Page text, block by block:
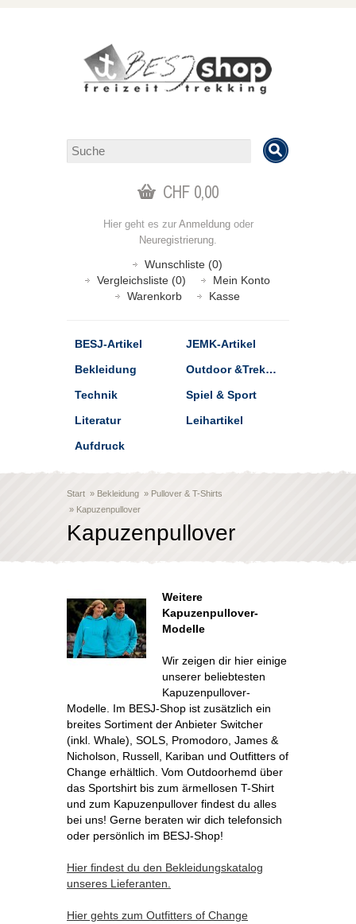
CHF 0,00
Hier geht es zur Anmeldungoder
Neuregistrierung.
Wunschliste (0)
Vergleichsliste (0)
Mein Konto
Warenkorb
Kasse
BESJ-Artikel
JEMK-Artikel
Bekleidung
Outdoor &Trekking
Technik
Spiel & Sport
Literatur
Leihartikel
Aufdruck
Start » Bekleidung » Pullover & T-Shirts
» Kapuzenpullover
Kapuzenpullover
Weitere
Kapuzenpullover-
Modelle
Wir zeigen dir hier einige
unserer beliebtesten
Kapuzenpullover-
Modelle. Im BESJ-Shop ist zusätzlich ein
breites Sortiment der Anbieter Switcher
(inkl. Whale), SOLS, Promodoro, James &
Nicholson, Russell, Kariban und Outfitters of
Change erhältlich. Vom Outdoorhemd über
das Sportshirt bis zum ärmellosen T-Shirt
und zum Kapuzenpullover findest du alles
bei uns! Gerne beraten wir dich telefonsich
oder persönlich im BESJ-Shop!
Hier findest du den Bekleidungskatalog
unseres Lieferanten.
Hier gehts zum Outfitters of Change